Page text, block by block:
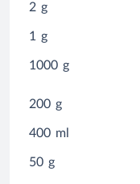
2 g
1 g
1000 g
200 g
400 ml
50 g